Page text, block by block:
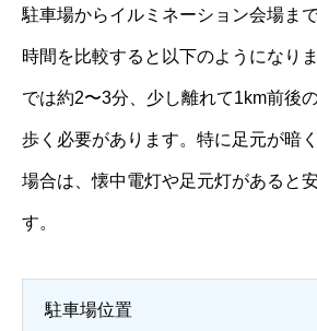
駐車場からイルミネーション会場ま
時間を比較すると以下のようになり
では約2〜3分、少し離れて1km前後
歩く必要があります。特に足元が暗
場合は、懐中電灯や足元灯があると
す。
駐車場位置